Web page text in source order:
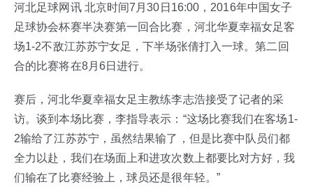
河北足球网讯 北京时间7月30日16:00，2016年中国女子
足球协会杯赛半决赛第一回合比赛，河北华夏幸福女足客
场1-2不敌江苏苏宁女足，下半场张倩打入一球。第二回
合的比赛将在8月6日进行。
赛后，河北华夏幸福女足主教练李志浩接受了记者的采
访。谈到本场比赛，李指导表示：“这场比赛我们在客场1-
2输给了江苏苏宁，虽然结果输了，但是比赛中队员们都
全力以赴，我们在场面上和进攻次数上都要比对方好，我
们输在了比赛经验上，球员还是很年轻。”